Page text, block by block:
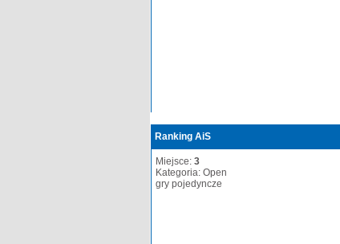
Ranking AiS
Miejsce: 3
Kategoria: Open
gry pojedyncze